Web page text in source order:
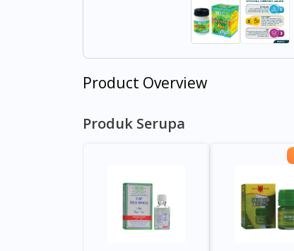
Product Overview
Produk Serupa